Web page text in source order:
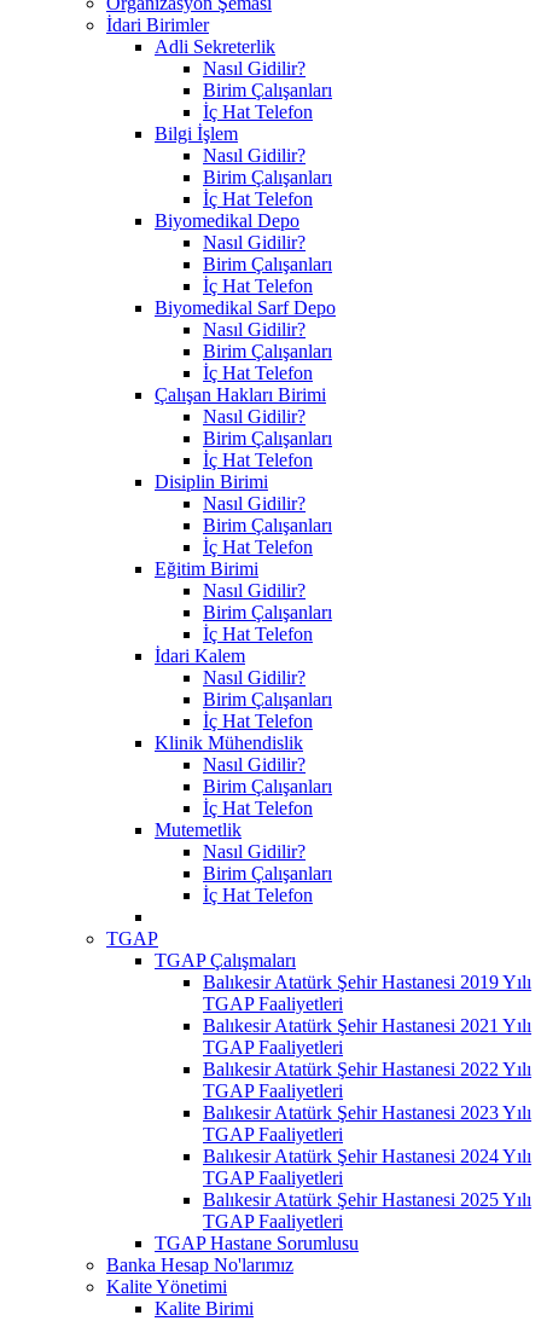
İdari Birimler
Adli Sekreterlik
Nasıl Gidilir?
Birim Çalışanları
İç Hat Telefon
Bilgi İşlem
Nasıl Gidilir?
Birim Çalışanları
İç Hat Telefon
Biyomedikal Depo
Nasıl Gidilir?
Birim Çalışanları
İç Hat Telefon
Biyomedikal Sarf Depo
Nasıl Gidilir?
Birim Çalışanları
İç Hat Telefon
Çalışan Hakları Birimi
Nasıl Gidilir?
Birim Çalışanları
İç Hat Telefon
Disiplin Birimi
Nasıl Gidilir?
Birim Çalışanları
İç Hat Telefon
Eğitim Birimi
Nasıl Gidilir?
Birim Çalışanları
İç Hat Telefon
İdari Kalem
Nasıl Gidilir?
Birim Çalışanları
İç Hat Telefon
Klinik Mühendislik
Nasıl Gidilir?
Birim Çalışanları
İç Hat Telefon
Mutemetlik
Nasıl Gidilir?
Birim Çalışanları
İç Hat Telefon
TGAP
TGAP Çalışmaları
Balıkesir Atatürk Şehir Hastanesi 2019 Yılı
TGAP Faaliyetleri
Balıkesir Atatürk Şehir Hastanesi 2021 Yılı
TGAP Faaliyetleri
Balıkesir Atatürk Şehir Hastanesi 2022 Yılı
TGAP Faaliyetleri
Balıkesir Atatürk Şehir Hastanesi 2023 Yılı
TGAP Faaliyetleri
Balıkesir Atatürk Şehir Hastanesi 2024 Yılı
TGAP Faaliyetleri
Balıkesir Atatürk Şehir Hastanesi 2025 Yılı
TGAP Faaliyetleri
TGAP Hastane Sorumlusu
Banka Hesap No'larımız
Kalite Yönetimi
Kalite Birimi